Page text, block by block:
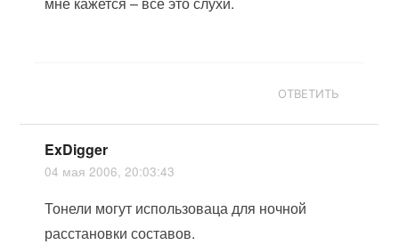
ОТВЕТИТЬ
ExDigger
04 мая 2006, 20:03:43
Тонели могут использоваца для ночной
расстановки составов.